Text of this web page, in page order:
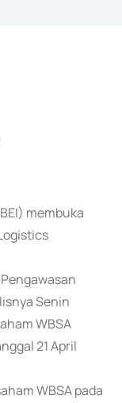
membuka
Senin
WBSA
21 April
WBSA pada